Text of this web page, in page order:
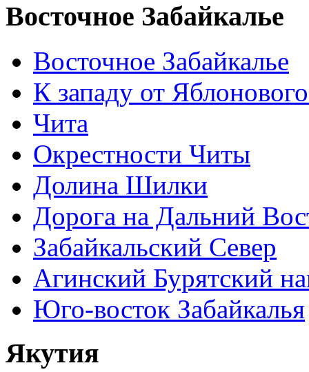
Восточное Забайкалье
Восточное Забайкалье
К западу от
Чита
Окрестности Читы
Долина Шилки
Дорога на Дальний
Забайкальский Север
Агинский Бурятский
Юго-восток Забайкалья
Якутия